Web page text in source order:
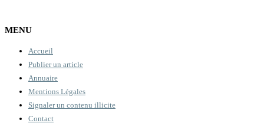
MENU
Accueil
Publier un article
Annuaire
Mentions Légales
Signaler un contenu illicite
Contact